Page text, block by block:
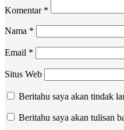
Komentar *
Nama *
Email *
Situs Web
Beritahu saya akan tindak
Beritahu saya akan tulisan